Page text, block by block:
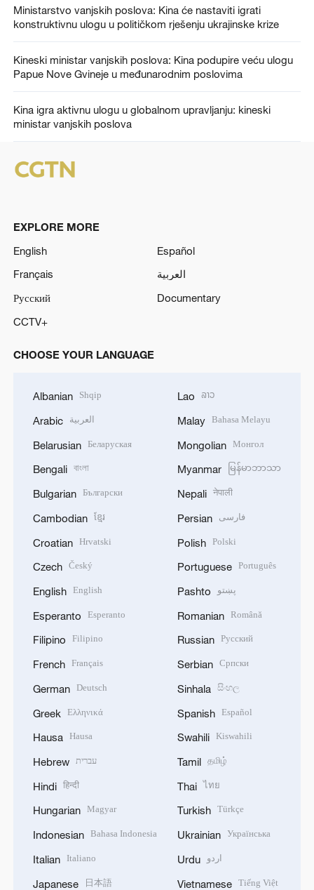
Ministarstvo vanjskih poslova: Kina će nastaviti igrati
konstruktivnu ulogu u političkom rješenju ukrajinske krize
Kineski ministar vanjskih poslova: Kina podupire veću ulogu
Papue Nove Gvineje u međunarodnim poslovima
Kina igra aktivnu ulogu u globalnom upravljanju: kineski
ministar vanjskih poslova
EXPLORE MORE
English
Español
Français
العربية
Русский
Documentary
CCTV+
CHOOSE YOUR LANGUAGE
Albanian Shqip
Arabic العربية
Belarusian Беларуская
Bengali বাংলা
Bulgarian Български
Cambodian ខ្មែរ
Croatian Hrvatski
Czech Český
English English
Esperanto Esperanto
Filipino Filipino
French Français
German Deutsch
Greek Ελληνικά
Hausa Hausa
Hebrew עברית
Hindi हिन्दी
Hungarian Magyar
Indonesian Bahasa Indonesia
Italian Italiano
Japanese 日本語
Lao ລາວ
Malay Bahasa Melayu
Mongolian Монгол
Myanmar မြန်မာဘာသာ
Nepali नेपाली
Persian فارسی
Polish Polski
Portuguese Português
Pashto پښتو
Romanian Română
Russian Русский
Serbian Српски
Sinhala සිංහල
Spanish Español
Swahili Kiswahili
Tamil தமிழ்
Thai ไทย
Turkish Türkçe
Ukrainian Українська
Urdu اردو
Vietnamese Tiếng Việt